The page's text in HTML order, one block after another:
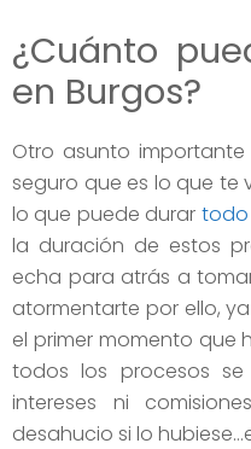
¿Cuánto
en Burgos?
Otro asunto
seguro que es lo que te
lo que puede durar todo
la duración de estos
echa para atrás a
atormentarte por ello,
el primer momento que
todos los procesos
intereses ni
desahucio si lo